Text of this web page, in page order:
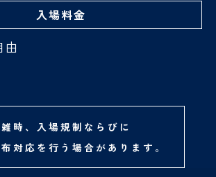
入場料金
時、入場規制ならびに
対応を行う場合があります。